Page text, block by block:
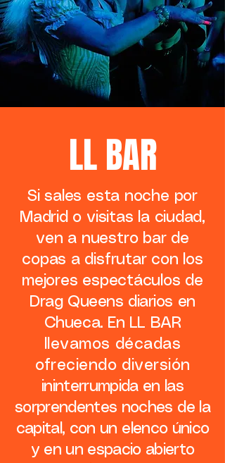
LL BAR
Si sales esta noche por
Madrid o visitas la ciudad,
ven a nuestro bar de
copas a disfrutar con los
mejores espectáculos de
Drag Queens diarios en
Chueca. En LL BAR
llevamos décadas
ofreciendo diversión
ininterrumpida en las
sorprendentes noches de la
capital, con un elenco único
y en un espacio abierto